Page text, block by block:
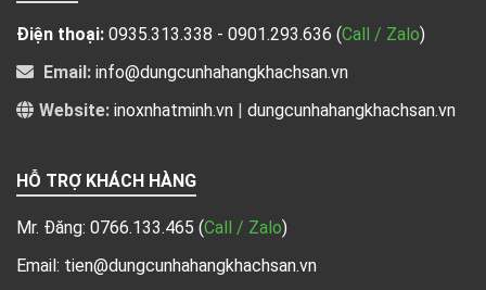
Điện thoại: 0935.313.338 - 0901.293.636 (Call / Zalo)
Email: info@dungcunhahangkhachsan.vn
Website: inoxnhatminh.vn dungcunhahangkhachsan.vn
HỖ TRỢ KHÁCH HÀNG
Mr. Đăng: 0766.133.465 (Call / Zalo)
Email: tien@dungcunhahangkhachsan.vn